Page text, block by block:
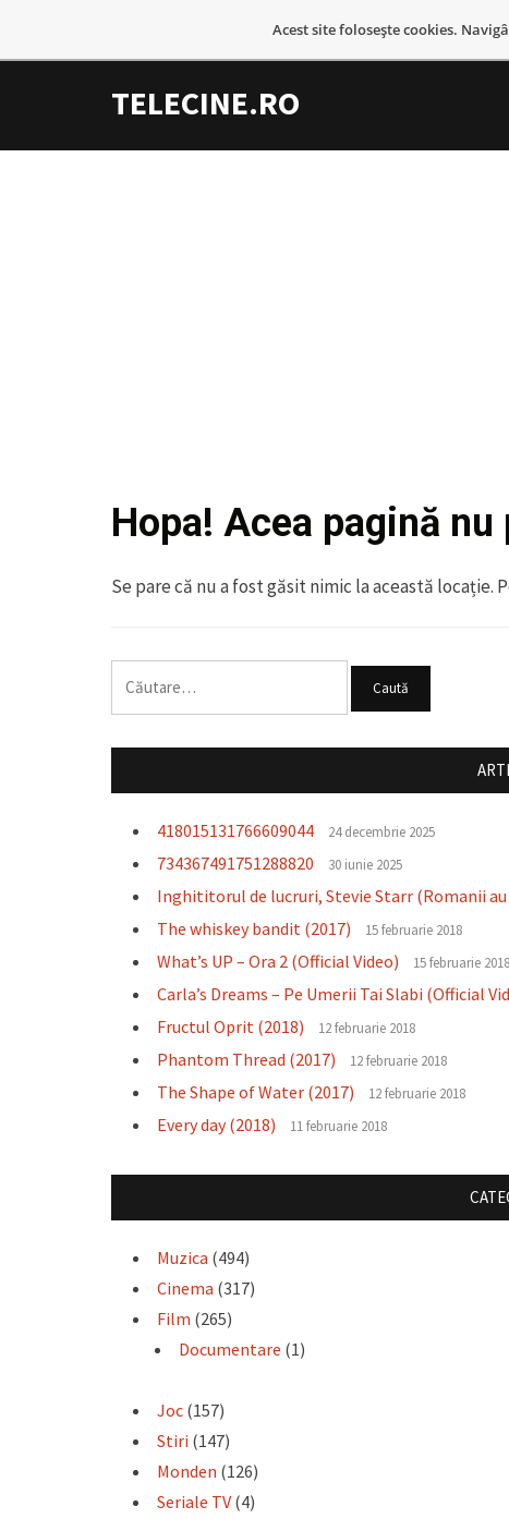
Acest site foloseşte cookies.
TELECINE.RO
Hopa! Acea pagină
Se pare că nu a fost găsit nimic la această
418015131766609044 24 decembrie 2025
734367491751288820 30 iunie 2025
Inghititorul de lucruri, Stevie Starr (Romanii
The whiskey bandit (2017) 15 februarie 2018
What’s UP – Ora 2 (Official Video) 15 februarie 2018
Carla’s Dreams – Pe Umerii Tai Slabi (Official
Fructul Oprit (2018) 12 februarie 2018
Phantom Thread (2017) 12 februarie 2018
The Shape of Water (2017) 12 februarie 2018
Every day (2018) 11 februarie 2018
Muzica (494)
Cinema (317)
Film (265)
Documentare (1)
Joc (157)
Stiri (147)
Monden (126)
Seriale TV (4)